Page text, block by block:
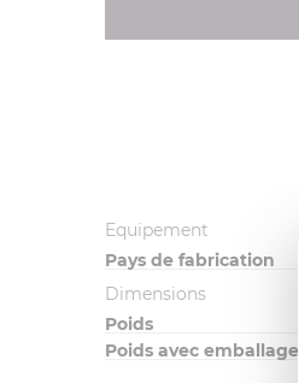
Equipement
Pays de fabrication
Dimensions
Poids
Poids avec emballage